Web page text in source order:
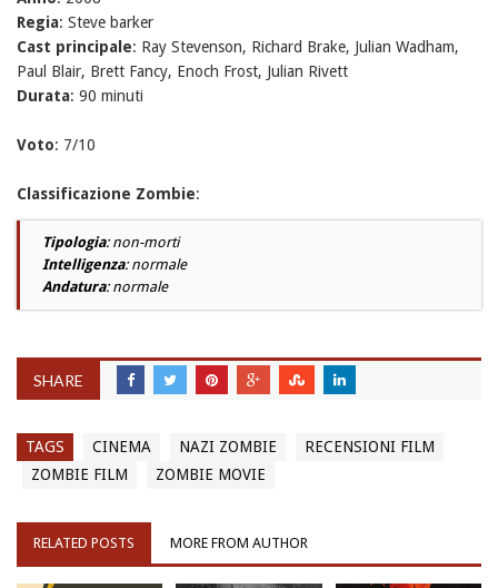
Regia: Steve barker
Cast principale: Ray Stevenson, Richard Brake, Julian Wadham,
Paul Blair, Brett Fancy, Enoch Frost, Julian Rivett
Durata: 90 minuti
Voto: 7/10
Classificazione Zombie:
Tipologia: non-morti
Intelligenza: normale
Andatura: normale
SHARE
TAGS CINEMA NAZI ZOMBIE
RECENSIONI FILM
ZOMBIE FILM
ZOMBIE MOVIE
RELATED POSTS MORE FROM AUTHOR